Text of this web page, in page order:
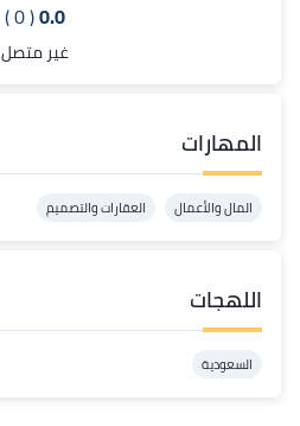
0.0
( 0 )
غير متصل
المهارات
المال والأعمال العقارات والتصميم
اللهجات
السعودية